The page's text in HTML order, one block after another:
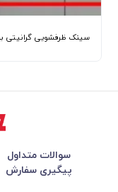
سینک ظرفشویی گرانیتی
سوالات متداول
پیگیری سفارش